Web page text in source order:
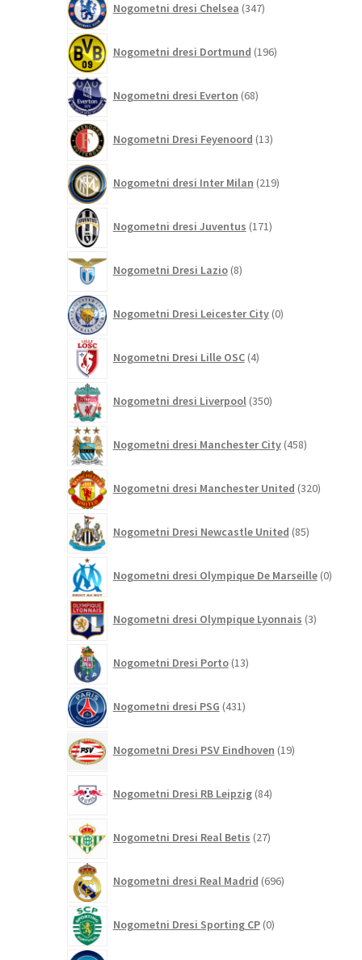
Nogometni dresi Chelsea 347izdelkov
Nogometni dresi Dortmund 196izdelkov
Nogometni dresi Everton 68izdelkov
Nogometni Dresi Feyenoord 13izdelkov
Nogometni dresi Inter Milan 219izdelkov
Nogometni dresi Juventus 171izdelkov
Nogometni Dresi Lazio 8izdelkov
Nogometni Dresi Leicester City 0izdelkov
Nogometni Dresi Lille OSC 4izdelki
Nogometni dresi Liverpool 350izdelkov
Nogometni dresi Manchester City 458izdelkov
Nogometni dresi Manchester United 320izdelkov
Nogometni Dresi Newcastle United 85izdelkov
Nogometni dresi Olympique De Marseille 0
Nogometni dresi Olympique Lyonnais 3izdelki
Nogometni Dresi Porto 13izdelkov
Nogometni dresi PSG 431izdelkov
Nogometni Dresi PSV Eindhoven 19izdelkov
Nogometni Dresi RB Leipzig 84izdelkov
Nogometni Dresi Real Betis 27izdelkov
Nogometni dresi Real Madrid 696izdelkov
Nogometni Dresi Sporting CP 0izdelkov